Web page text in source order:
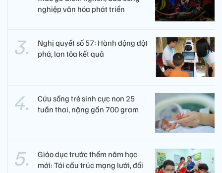
nghiệp văn hóa phát triển
Nghị quyết số 57: Hành động đột
phá, lan tỏa kết quả
Cứu sống trẻ sinh cực non 25
tuần thai, nặng gần 700 gram
Giáo dục trước thềm năm học
mới: Tái cấu trúc mạng lưới, đổi